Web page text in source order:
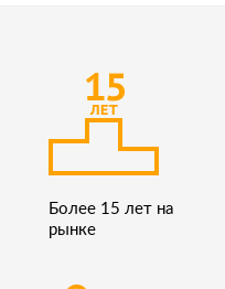
Более 15 лет на
рынке